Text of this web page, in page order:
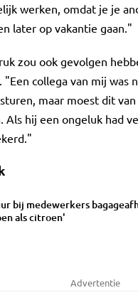
werken, omdat je je
later op vakantie gaan."
zou ook gevolgen
"Een collega van mij was
maar moest dit
Als hij een ongeluk had
bij medewerkers
als citroen'
Advertentie